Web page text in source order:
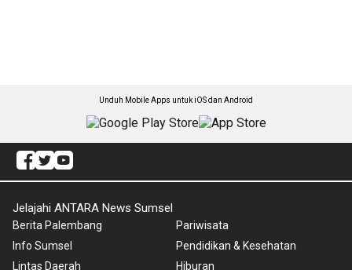
Unduh Mobile Apps untuk iOS dan Android
Jelajahi ANTARA News Sumsel
Berita Palembang
Info Sumsel
Lintas Daerah
Pariwisata
Pendidikan & Kesehatan
Hiburan